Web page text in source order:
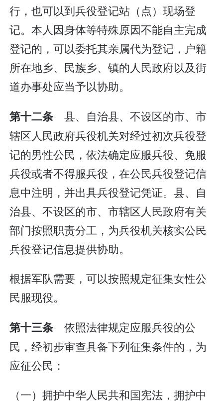
行，也可以到兵役登记站（点）现场登
记。本人因身体等特殊原因不能自主完成
登记的，可以委托其亲属代为登记，户籍
所在地乡、民族乡、镇的人民政府以及街
道办事处应当予以协助。
第十二条 县、自治县、不设区的市、市
辖区人民政府兵役机关对经过初次兵役登
记的男性公民，依法确定应服兵役、免服
兵役或者不得服兵役，在公民兵役登记信
息中注明，并出具兵役登记凭证。县、自
治县、不设区的市、市辖区人民政府有关
部门按照职责分工，为兵役机关核实公民
兵役登记信息提供协助。
根据军队需要，可以按照规定征集女性公
民服现役。
第十三条 依照法律规定应服兵役的公
民，经初步审查具备下列征集条件的，为
应征公民：
（一）拥护中华人民共和国宪法，拥护中